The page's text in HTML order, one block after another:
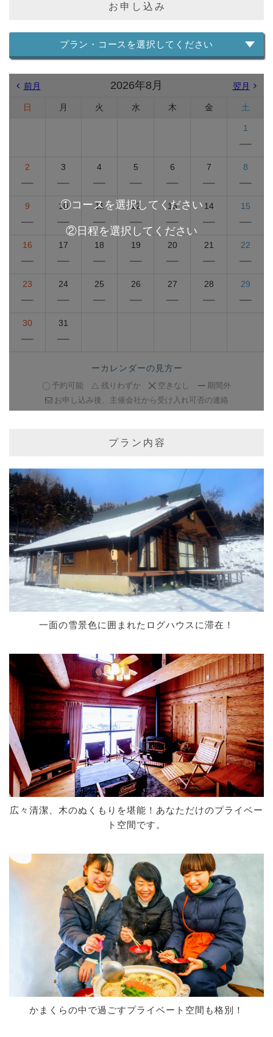
お申し込み
プラン・コースを選択してください
前月 2026年8月 翌月
日 月 火 水 木 金 土
1
2 3 4 5 6 7 8
9 10 11 12 13 14 15
16 17 18 19 20 21 22
23 24 25 26 27 28 29
30 31
ーカレンダーの見方ー
予約可能 残りわずか 空きなし
期間外
お申し込み後、主催会社から受け入れ可否の連絡
プラン内容
一面の雪景色に囲まれたログハウスに滞在！
広々清潔、木のぬくもりを堪能！あなただけのプライベー
ト空間です。
かまくらの中で過ごすプライベート空間も格別！